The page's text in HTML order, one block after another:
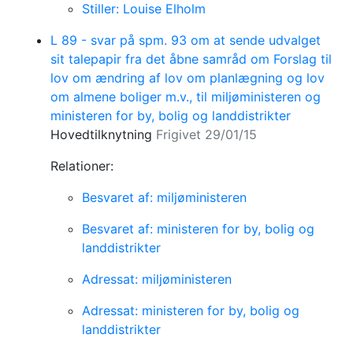
Stiller: Louise Elholm
L 89 - svar på spm. 93 om at sende udvalget
sit talepapir fra det åbne samråd om Forslag til
lov om ændring af lov om planlægning og lov
om almene boliger m.v., til miljøministeren og
ministeren for by, bolig og landdistrikter
Hovedtilknytning Frigivet 29/01/15
Relationer:
Besvaret af: miljøministeren
Besvaret af: ministeren for by, bolig og
landdistrikter
Adressat: miljøministeren
Adressat: ministeren for by, bolig og
landdistrikter